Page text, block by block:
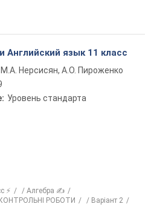
Английский язык 11 класс
М.А. Нерсисян, А.О. Пироженко
Уровень стандарта
⚡
Алгебра ✍
КОНТРОЛЬНІ РОБОТИ
Варіант 2